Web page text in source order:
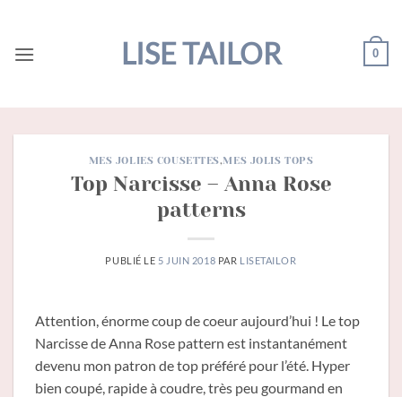
contenu
LISE TAILOR 0
MES JOLIES COUSETTES,MES JOLIS TOPS
Top Narcisse – Anna Rose
patterns
PUBLIÉ LE 5 JUIN 2018 PAR LISETAILOR
Attention, énorme coup de coeur aujourd’hui ! Le top
Narcisse de Anna Rose pattern est instantanément
devenu mon patron de top préféré pour l’été. Hyper
bien coupé, rapide à coudre, très peu gourmand en